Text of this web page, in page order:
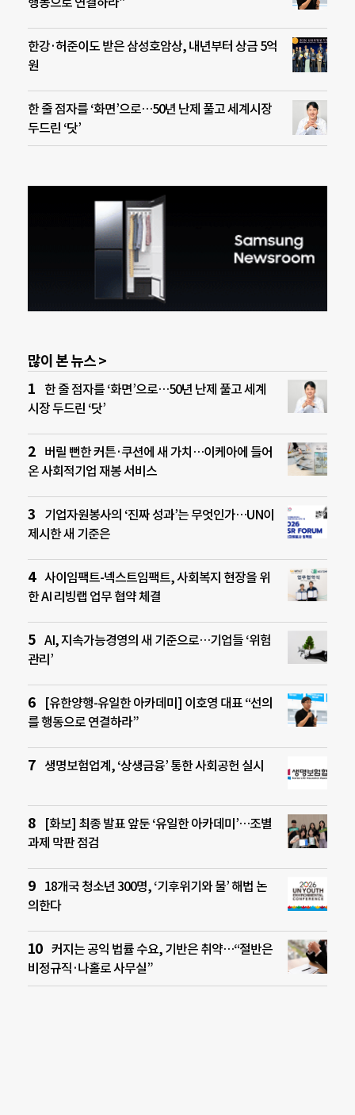
한강·허준이도 받은 삼성호암상, 내년부터 상금 5억
원
한 줄 점자를 ‘화면’으로…50년 난제 풀고 세계시장
두드린 ‘닷’
많이 본 뉴스 >
한 줄 점자를 ‘화면’으로…50년 난제 풀고 세계
시장 두드린 ‘닷’
버릴 뻔한 커튼·쿠션에 새 가치…이케아에 들어
온 사회적기업 재봉 서비스
기업자원봉사의 ‘진짜 성과’는 무엇인가…UN이
제시한 새 기준은
사이임팩트-넥스트임팩트, 사회복지 현장을 위
한 AI 리빙랩 업무 협약 체결
AI, 지속가능경영의 새 기준으로…기업들 ‘위험
관리’
[유한양행-유일한 아카데미] 이호영 대표 “선의
를 행동으로 연결하라”
생명보험업계, ‘상생금융’ 통한 사회공헌 실시
[화보] 최종 발표 앞둔 ‘유일한 아카데미’…조별
과제 막판 점검
18개국 청소년 300명, ‘기후위기와 물’ 해법 논
의한다
커지는 공익 법률 수요, 기반은 취약…“절반은
비정규직·나홀로 사무실”